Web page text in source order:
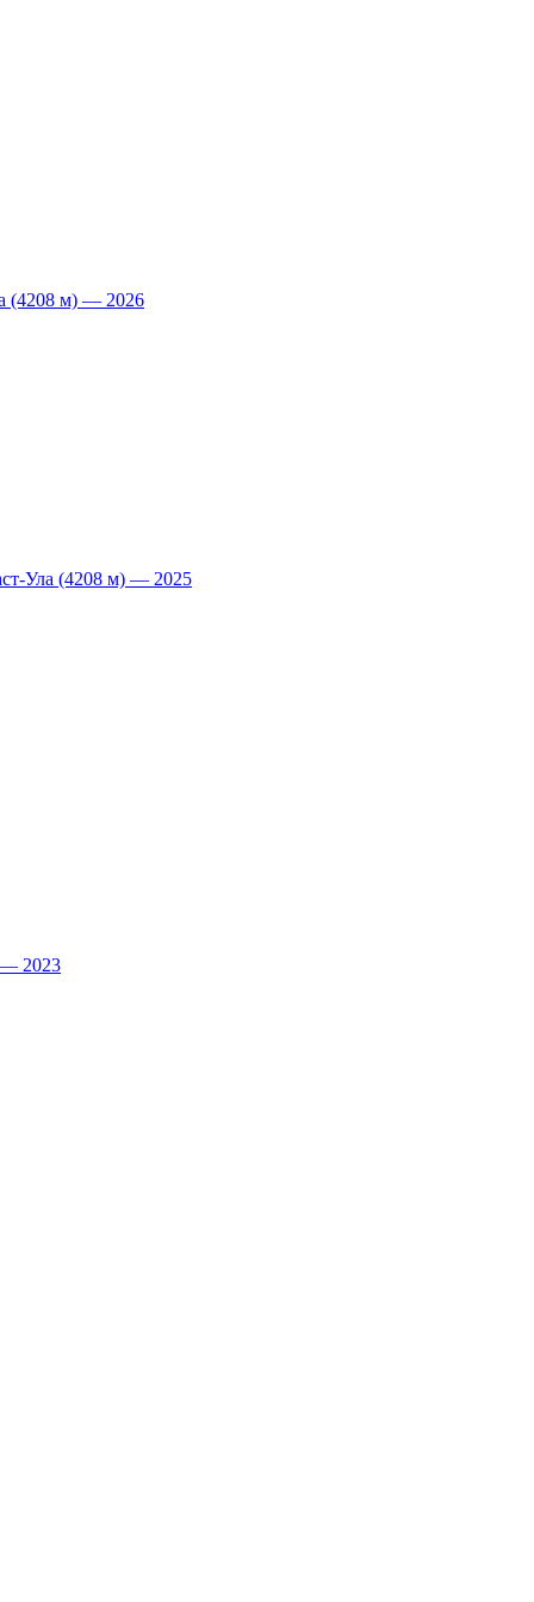
(4208 м) — 2026
Ула (4208 м) — 2025
— 2023